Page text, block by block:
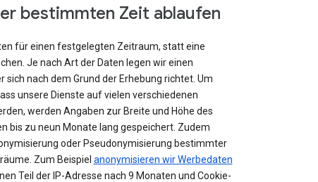
bestimmten Zeit ablaufen
für einen festgelegten Zeitraum, statt eine
Je nach Art der Daten legen wir einen
nach dem Grund der Erhebung richtet. Um
unsere Dienste auf vielen verschiedenen
werden Angaben zur Breite und Höhe des
bis zu neun Monate lang gespeichert. Zudem
oder Pseudonymisierung bestimmter
Zum Beispiel anonymisieren wir Werbedaten
Teil der IP-Adresse nach 9 Monaten und Cookie-